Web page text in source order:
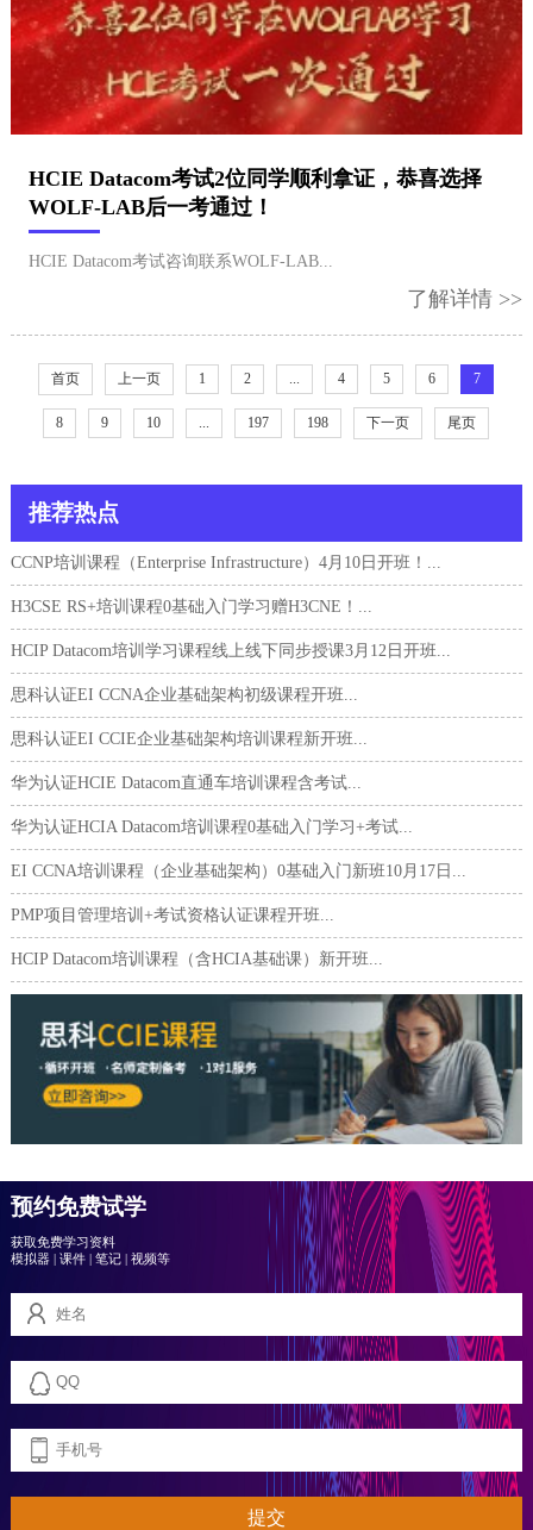
HCIE Datacom考试2位同学顺利拿证，恭喜选择
WOLF-LAB后一考通过！
HCIE Datacom考试咨询联系WOLF-LAB...
了解详情 >>
首页 上一页 1 2 ... 4 5 6 7
8 9 10 ... 197 198 下一页 尾页
推荐热点
CCNP培训课程（Enterprise Infrastructure）4月10日开班！...
H3CSE RS+培训课程0基础入门学习赠H3CNE！...
HCIP Datacom培训学习课程线上线下同步授课3月12日开班...
思科认证EI CCNA企业基础架构初级课程开班...
思科认证EI CCIE企业基础架构培训课程新开班...
华为认证HCIE Datacom直通车培训课程含考试...
华为认证HCIA Datacom培训课程0基础入门学习+考试...
EI CCNA培训课程（企业基础架构）0基础入门新班10月17日...
PMP项目管理培训+考试资格认证课程开班...
HCIP Datacom培训课程（含HCIA基础课）新开班...
预约免费试学
获取免费学习资料
模拟器| 课件| 笔记| 视频等
提交